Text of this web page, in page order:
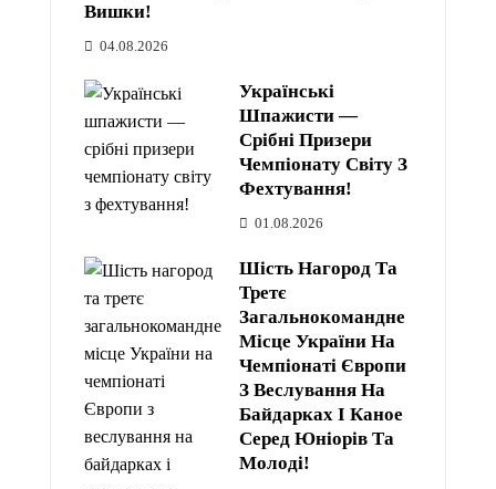
Вишки!
04.08.2026
Українські
Шпажисти —
Срібні Призери
Чемпіонату Світу З
Фехтування!
01.08.2026
Шість Нагород Та
Третє
Загальнокомандне
Місце України На
Чемпіонаті Європи
З Веслування На
Байдарках І Каное
Серед Юніорів Та
Молоді!